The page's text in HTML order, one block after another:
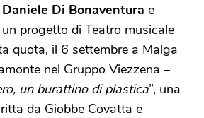
Daniele Di Bonaventura e
progetto di Teatro musicale
quota, il 6 settembre a Malga
nel Gruppo Viezzena –
un burattino di plastica”, una
da Giobbe Covatta e